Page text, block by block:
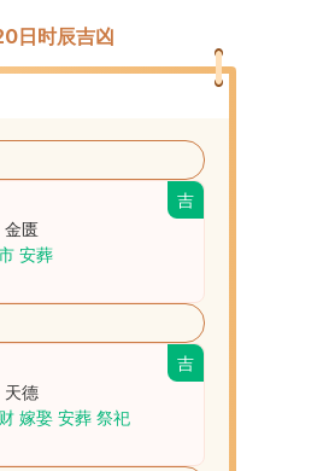
日时辰吉凶
金匮
安葬
吉
天德
嫁娶 安葬 祭祀
吉